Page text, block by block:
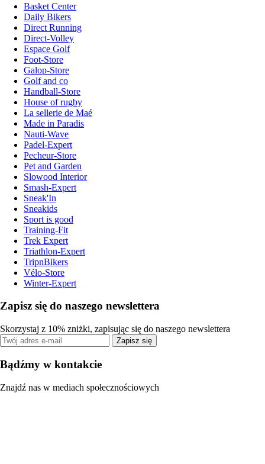
Basket Center
Daily Bikers
Direct Running
Direct-Volley
Espace Golf
Foot-Store
Galop-Store
Golf and co
Handball-Store
House of rugby
La sellerie de Maé
Made in Paradis
Nauti-Wave
Padel-Expert
Pecheur-Store
Pet and Garden
Slowood Interior
Smash-Expert
Sneak'In
Sneakids
Sport is good
Training-Fit
Trek Expert
Triathlon-Expert
TripnBikers
Vélo-Store
Winter-Expert
Zapisz się do naszego newslettera
Skorzystaj z 10% zniżki, zapisując się do naszego newslettera
Zapisz się
Bądźmy w kontakcie
Znajdź nas w mediach społecznościowych